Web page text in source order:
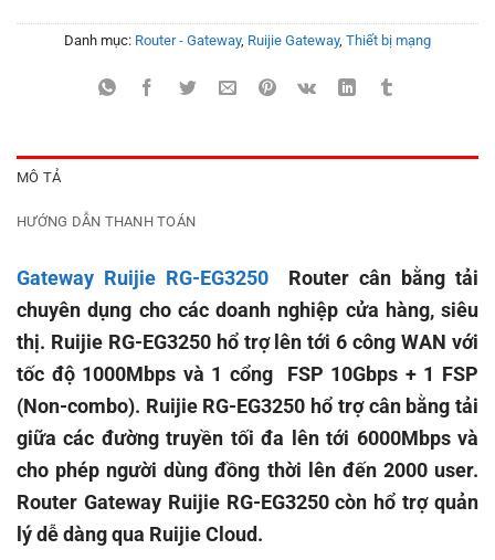
Danh mục: Router - Gateway, Ruijie Gateway, Thiết bị mạng
MÔ TẢ
HƯỚNG DẪN THANH TOÁN
Gateway Ruijie RG-EG3250 Router cân bằng tải
chuyên dụng cho các doanh nghiệp cửa hàng, siêu
thị. Ruijie RG-EG3250 hổ trợ lên tới 6 công WAN với
tốc độ 1000Mbps và 1 cổng FSP 10Gbps + 1 FSP
(Non-combo). Ruijie RG-EG3250 hổ trợ cân bằng tải
giữa các đường truyền tối đa lên tới 6000Mbps và
cho phép người dùng đồng thời lên đến 2000 user.
Router Gateway Ruijie RG-EG3250 còn hổ trợ quản
lý dễ dàng qua Ruijie Cloud.